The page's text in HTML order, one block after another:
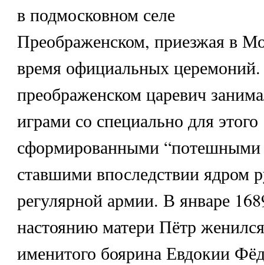
в подмосковном селе
Преображенском, приезжая в
время официальных
преображенском царевич
играми со специально для этого
сформированными “потешными
ставшими впоследствии ядром
регулярной армии. В январе
настоянию матери Пётр
именитого боярина Евдокии